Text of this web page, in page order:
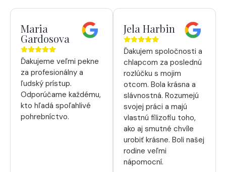
Maria
Gardosova
Ďakujeme veľmi pekne
za profesionálny a
ľudský prístup.
Odporúčame každému,
kto hľadá spoľahlivé
pohrebníctvo.
Jela Harbin
Ďakujem spoločnosti a
chlapcom za poslednú
rozlúčku s mojim
otcom. Bola krásna a
slávnostná. Rozumejú
svojej práci a majú
vlastnú filizofiu toho,
ako aj smutné chvíle
urobiť krásne. Boli našej
rodine veľmi
nápomocní.